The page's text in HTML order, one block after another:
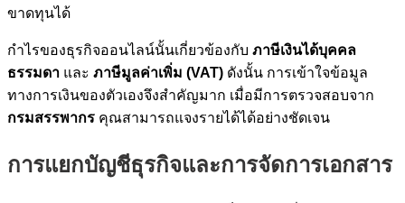
ขาดทุนได้
กำไรของธุรกิจออนไลน์นั้นเกี่ยวข้องกับ ภาษีเงินได้บุคคล
ธรรมดา และ ภาษีมูลค่าเพิ่ม (VAT) ดังนั้น การเข้าใจข้อมูล
ทางการเงินของตัวเองจึงสำคัญมาก เมื่อมีการตรวจสอบจาก
กรมสรรพากร คุณสามารถแจงรายได้ได้อย่างชัดเจน
การแยกบัญชีธุรกิจและการจัดการเอกสาร